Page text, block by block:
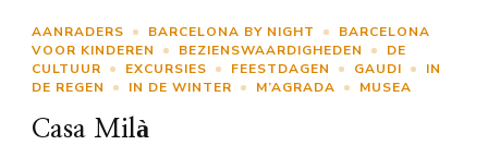
AANRADERS BARCELONA BY NIGHT
BARCELONA
VOOR KINDEREN
BEZIENSWAARDIGHEDEN
DE
CULTUUR
EXCURSIES FEESTDAGEN GAUDI
IN
DE REGEN
IN DE WINTER M’AGRADA MUSEA
Casa Milà